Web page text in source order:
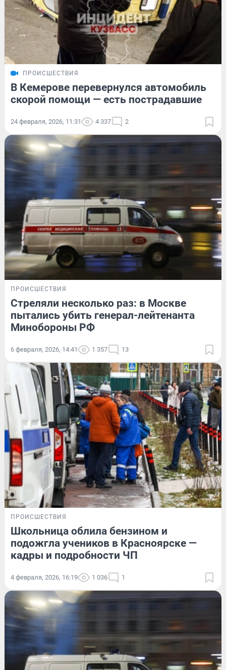
ПРОИСШЕСТВИЯ
В Кемерове перевернулся автомобиль
скорой помощи — есть пострадавшие
24 февраля, 2026, 11:31 4 337 2
ПРОИСШЕСТВИЯ
Стреляли несколько раз: в Москве
пытались убить генерал-лейтенанта
Минобороны РФ
6 февраля, 2026, 14:41 1 357 13
ПРОИСШЕСТВИЯ
Школьница облила бензином и
подожгла учеников в Красноярске —
кадры и подробности ЧП
4 февраля, 2026, 16:19 1 036 1